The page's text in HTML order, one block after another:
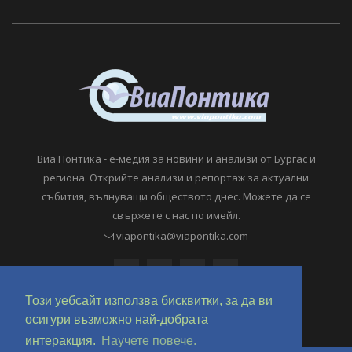
Този уебсайт използва бисквитки, за да ви
осигури възможно най-добрата
интеракция.
Научете повече.
Виа Понтика - е-медия за новини и анализи от Бургас и
региона. Открийте анализи и репортаж за актуални
събития, вълнуващи обществото днес. Можете да се
свържете с нас по имейл.
viapontika@viapontika.com